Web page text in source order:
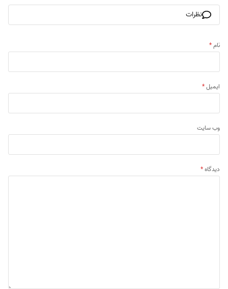
نظرات
نام*
ایمیل*
وب‌ سایت
دیدگاه*